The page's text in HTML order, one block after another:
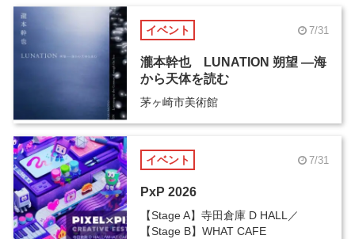
イベント 7/31
瀧本幹也 LUNATION 朔望 ―海
から天体を読む
茅ヶ崎市美術館
イベント 7/31
PxP 2026
【Stage A】寺田倉庫 D HALL／
【Stage B】WHAT CAFE